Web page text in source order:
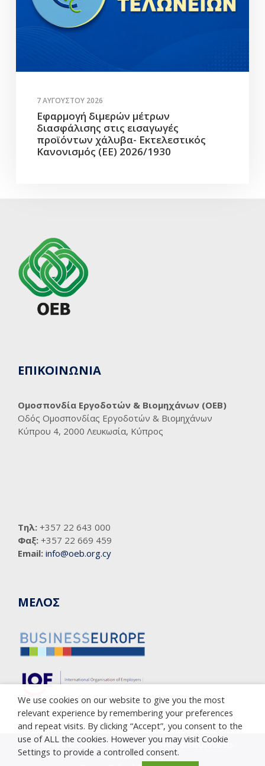
7 ΑΥΓΟΎΣΤΟΥ 2026
Εφαρμογή διμερών μέτρων
διασφάλισης στις εισαγωγές
προϊόντων χάλυβα- Εκτελεστικός
Κανονισμός (ΕΕ) 2026/1930
ΕΠΙΚΟΙΝΩΝΙΑ
Ομοσπονδία Εργοδοτών & Βιομηχάνων (ΟΕΒ)
Οδός Ομοσπονδίας Εργοδοτών & Βιομηχάνων
Κύπρου 4, 2000 Λευκωσία, Κύπρος
Τηλ: +357 22 643 000
Φαξ: +357 22 669 459
Email: info@oeb.org.cy
ΜΕΛΟΣ
Copyright © 2005-2023 Cyprus Employers & Industrialists
Federation (OEB)
We use cookies on our website to give you the most
relevant experience by remembering your preferences
and repeat visits. By clicking “Accept”, you consent to the
use of ALL the cookies. However you may visit Cookie
Settings to provide a controlled consent.